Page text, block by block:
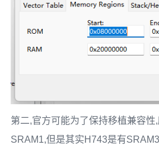
第二,官方可能为了保持移植兼容
SRAM1,但是其实H743是有